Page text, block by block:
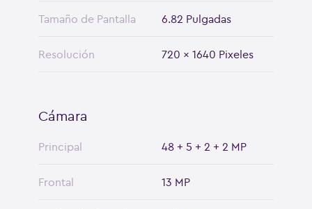
Tamaño de Pantalla 6.82 Pulgadas
Resolución 720 x 1640 Pixeles
Cámara
Principal 48 + 5 + 2 + 2 MP
Frontal 13 MP